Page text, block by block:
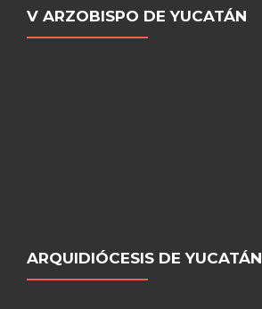
V ARZOBISPO DE YUCATÁN
ARQUIDIÓCESIS DE YUCATÁN